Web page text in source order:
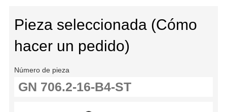
Pieza seleccionada (Cómo
hacer un pedido)
Número de pieza